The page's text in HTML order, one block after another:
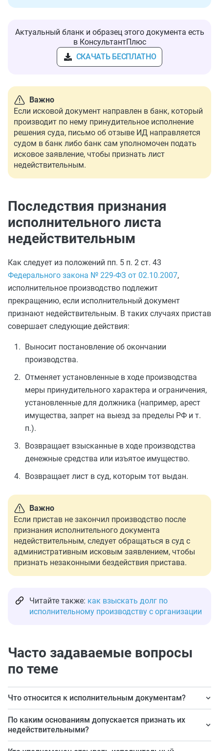
Актуальный бланк и образец этого документа есть
в КонсультантПлюс
СКАЧАТЬ БЕСПЛАТНО
Важно
Если исковой документ направлен в банк, который
производит по нему принудительное исполнение
решения суда, письмо об отзыве ИД направляется
судом в банк либо банк сам уполномочен подать
исковое заявление, чтобы признать лист
недействительным.
Последствия признания
исполнительного листа
недействительным
Как следует из положений пп. 5 п. 2 ст. 43
Федерального закона № 229-ФЗ от 02.10.2007,
исполнительное производство подлежит
прекращению, если исполнительный документ
признают недействительным. В таких случаях пристав
совершает следующие действия:
Выносит постановление об окончании
производства.
Отменяет установленные в ходе производства
меры принудительного характера и ограничения,
установленные для должника (например, арест
имущества, запрет на выезд за пределы РФ и т.
п.).
Возвращает взысканные в ходе производства
денежные средства или изъятое имущество.
Возвращает лист в суд, которым тот выдан.
Важно
Если пристав не закончил производство после
признания исполнительного документа
недействительным, следует обращаться в суд с
административным исковым заявлением, чтобы
признать незаконными бездействия пристава.
Читайте также: как взыскать долг по
исполнительному производству с организации
Часто задаваемые вопросы
по теме
Что относится к исполнительным документам?
Исполнительный лист и судебный приказ.
По каким основаниям допускается признать их
недействительными?
При пороке его формы (выдача неуполномоченным